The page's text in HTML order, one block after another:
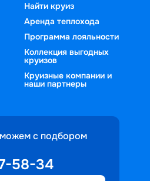
Найти круиз
Аренда теплохода
Программа лояльности
Коллекция выгодных
круизов
Круизные компании и
наши партнеры
с подбором
58-34